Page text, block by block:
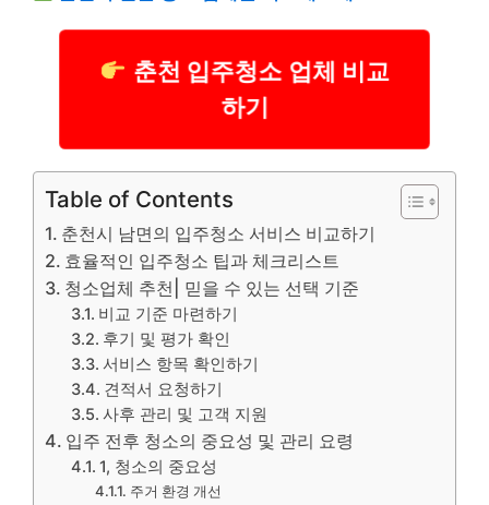
춘천 입주청소 업체 비교
하기
Table of Contents
춘천시 남면의 입주청소 서비스 비교하기
효율적인 입주청소 팁과 체크리스트
청소업체 추천| 믿을 수 있는 선택 기준
비교 기준 마련하기
후기 및 평가 확인
서비스 항목 확인하기
견적서 요청하기
사후 관리 및 고객 지원
입주 전후 청소의 중요성 및 관리 요령
1, 청소의 중요성
주거 환경 개선